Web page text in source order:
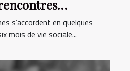
la logique
s’accordent en quelques
mois de vie sociale...